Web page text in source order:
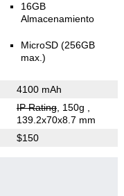
16GB
Almacenamiento
MicroSD (256GB
max.)
4100 mAh
IP Rating, 150g
139.2x70x8.7 mm
$150